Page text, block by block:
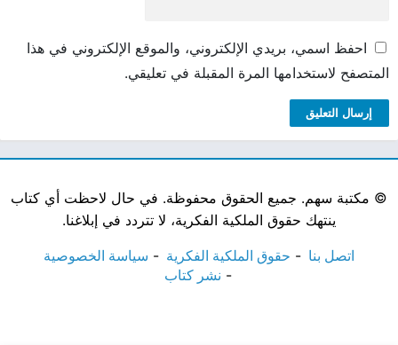
احفظ اسمي، بريدي الإلكتروني، والموقع الإلكتروني في هذا
المتصفح لاستخدامها المرة المقبلة في تعليقي.
© مكتبة سهم. جميع الحقوق محفوظة. في حال لاحظت أي كتاب
ينتهك حقوق الملكية الفكرية، لا تتردد في إبلاغنا.
اتصل بنا حقوق الملكية الفكرية
سياسة الخصوصية
نشر كتاب